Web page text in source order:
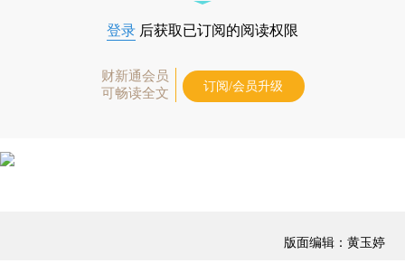
登录 后获取已订阅的阅读权限
财新通会员
可畅读全文
订阅/会员升级
版面编辑：黄玉婷